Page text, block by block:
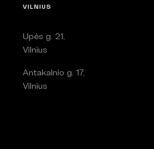
VILNIUS
Upės g. 21,
Vilnius
Antakalnio g. 17,
Vilnius